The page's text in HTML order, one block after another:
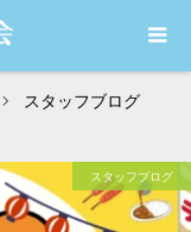
スタッフブログ
スタッフブログ